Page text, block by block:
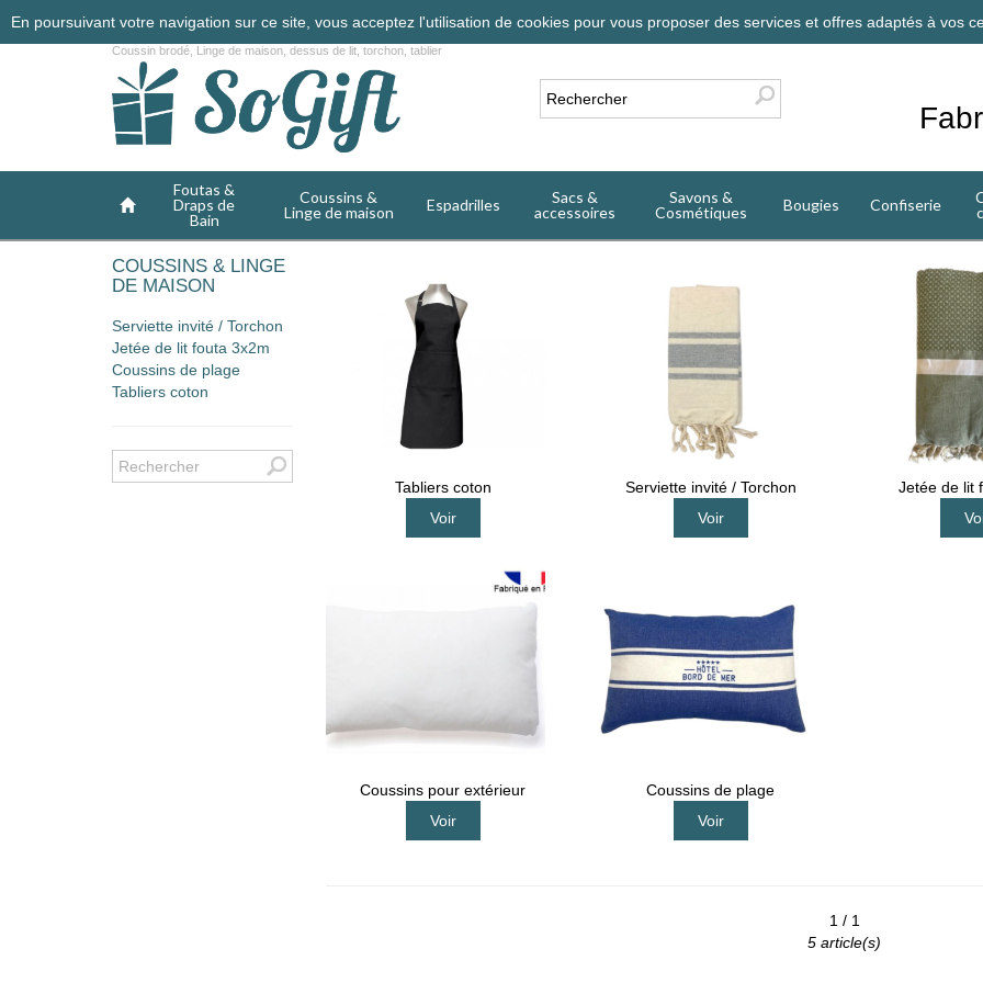
En poursuivant votre navigation sur ce site, vous acceptez l'utilisation de cookies pour vous proposer des services et offres adaptés à vos
Coussin brodé, Linge de maison, dessus de lit, torchon, tablier
Foutas &
Draps de
Bain
Coussins &
Linge de maison
Espadrilles
Sacs &
accessoires
Savons &
Cosmétiques
Bougies Confiserie
COUSSINS & LINGE
DE MAISON
Serviette invité / Torchon
Jetée de lit fouta 3x2m
Coussins de plage
Tabliers coton
Tabliers coton
Voir
Serviette invité / Torchon
Voir
Jetée de lit
Coussins pour extérieur
Voir
Coussins de plage
Voir
1 / 1
5 article(s)